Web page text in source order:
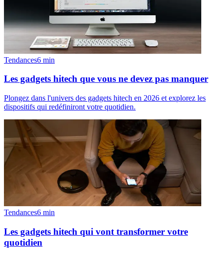
Tendances6 min
Les gadgets hitech que vous ne devez pas manquer
Plongez dans l'univers des gadgets hitech en 2026 et explorez les
dispositifs qui redéfiniront votre quotidien.
Tendances6 min
Les gadgets hitech qui vont transformer votre
quotidien